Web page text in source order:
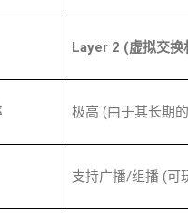
Layer 2 (虚拟交换
极高 (由于其长期的
支持广播/组播 (可